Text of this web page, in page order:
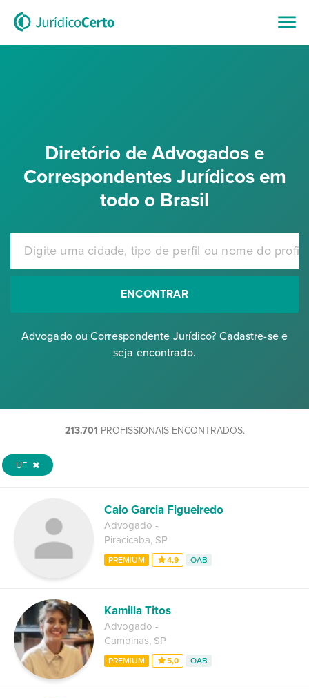
Diretório de Advogados e
Correspondentes Jurídicos em
todo o Brasil
ENCONTRAR
Advogado ou Correspondente Jurídico? Cadastre-se e
seja encontrado.
213.701 PROFISSIONAIS ENCONTRADOS.
UF
Caio Garcia Figueiredo
Advogado -
Piracicaba, SP
PREMIUM 4,9 OAB
Kamilla Titos
Advogado -
Campinas, SP
PREMIUM 5,0 OAB